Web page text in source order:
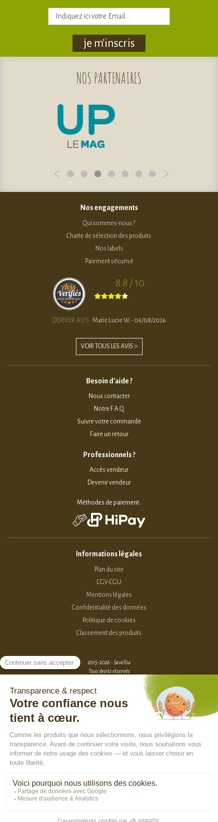
je m'inscris
NOS PARTENAIRES
Nos engagements
Qui sommes-nous ?
Charte de sélection des produits
Nos labels
Paiement sécurisé
8.8 / 10
DERNIER AVIS : Marie Lucie W. - 06/08/2026
VOIR TOUS LES AVIS >
Besoin d'aide ?
Nous contacter
Notre F.A.Q
Suivre votre commande
Faire un retour
Professionnels ?
Accès vendeur
Devenir vendeur
Méthodes de paiement :
Informations légales
Plan du site
CGV-CGU
Mentions légales
Confidentialité des données
Politique de cookies
Classement des produits
2015-2026 - Sevellia
Tous droits réservés
ACCÈS VENDEURS
CONTACTEZ-NOUS
SE CONNECTER
Rejoindre la communauté :
vous assurer une utilisation optimale de notre site Internet, réaliser des